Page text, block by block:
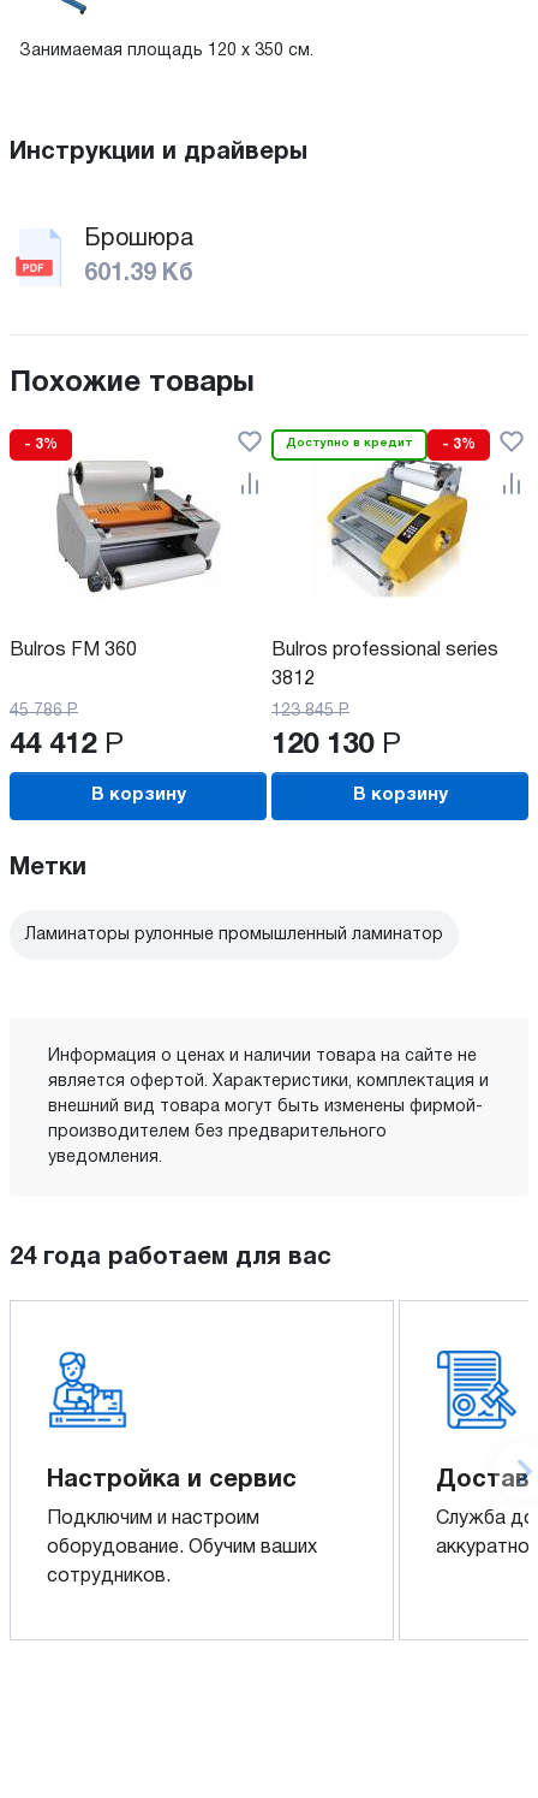
Занимаемая площадь 120 x 350 см.
Инструкции и драйверы
Брошюра
601.39 Кб
Похожие товары
- 3%
Bulros FM 360
45 786 Р
44 412 Р
В корзину
Доступно в кредит - 3%
Bulros professional series
3812
123 845 Р
120 130 Р
В корзину
Метки
Ламинаторы рулонные промышленный ламинатор
Информация о ценах и наличии товара на сайте не
является офертой. Характеристики, комплектация и
внешний вид товара могут быть изменены фирмой-
производителем без предварительного
уведомления.
24 года работаем для вас
Настройка и сервис
Подключим и настроим
оборудование. Обучим ваших
сотрудников.
Служба
аккуратно